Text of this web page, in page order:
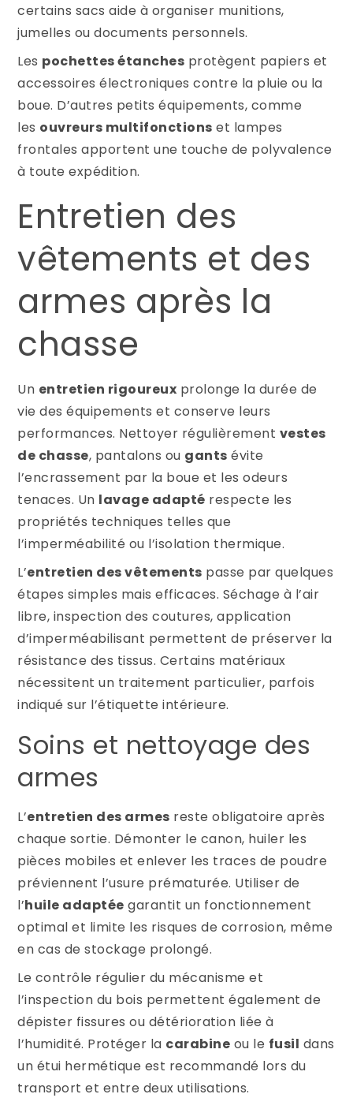
certains sacs aide à organiser munitions,
jumelles ou documents personnels.
Les pochettes étanches protègent papiers et
accessoires électroniques contre la pluie ou la
boue. D’autres petits équipements, comme
les ouvreurs multifonctions et lampes
frontales apportent une touche de polyvalence
à toute expédition.
Entretien des
vêtements et des
armes après la
chasse
Un entretien rigoureux prolonge la durée de
vie des équipements et conserve leurs
performances. Nettoyer régulièrement vestes
de chasse, pantalons ou gants évite
l’encrassement par la boue et les odeurs
tenaces. Un lavage adapté respecte les
propriétés techniques telles que
l’imperméabilité ou l’isolation thermique.
L’entretien des vêtements passe par quelques
étapes simples mais efficaces. Séchage à l’air
libre, inspection des coutures, application
d’imperméabilisant permettent de préserver la
résistance des tissus. Certains matériaux
nécessitent un traitement particulier, parfois
indiqué sur l’étiquette intérieure.
Soins et nettoyage des
armes
L’entretien des armes reste obligatoire après
chaque sortie. Démonter le canon, huiler les
pièces mobiles et enlever les traces de poudre
préviennent l’usure prématurée. Utiliser de
l’huile adaptée garantit un fonctionnement
optimal et limite les risques de corrosion, même
en cas de stockage prolongé.
Le contrôle régulier du mécanisme et
l’inspection du bois permettent également de
dépister fissures ou détérioration liée à
l’humidité. Protéger la carabine ou le fusil dans
un étui hermétique est recommandé lors du
transport et entre deux utilisations.